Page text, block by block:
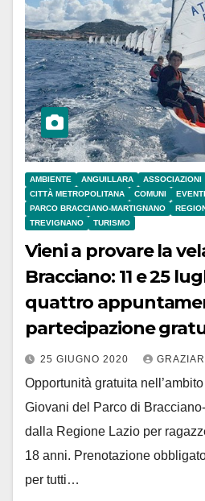
AMBIENTE ANGUILLARA ASSOCIAZIONI
CITTÀ METROPOLITANA
COMUNI EVENTI
PARCO BRACCIANO-MARTIGNANO
TREVIGNANO
TURISMO
Vieni a provare la
Bracciano: 11 e 25
quattro
partecipazione
25 GIUGNO 2020
Opportunità gratuita
Giovani del Parco di
dalla Regione Lazio per
18 anni. Prenotazione
per tutti…